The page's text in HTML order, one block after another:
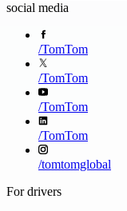
social media
/TomTom
/TomTom
/TomTom
/TomTom
/tomtomglobal
For drivers